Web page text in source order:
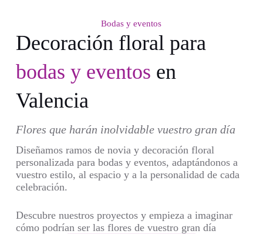
Bodas y eventos
Decoración floral para
bodas y eventos en
Valencia
Flores que harán inolvidable vuestro gran día
Diseñamos ramos de novia y decoración floral
personalizada para bodas y eventos, adaptándonos a
vuestro estilo, al espacio y a la personalidad de cada
celebración.
Descubre nuestros proyectos y empieza a imaginar
cómo podrían ser las flores de vuestro gran día